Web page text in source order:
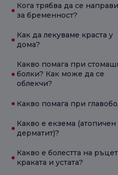
Кога трябва да се
за бременност?
Как да лекуваме краста у
дома?
Какво помага при
болки? Как може да се
облекчи?
Какво помага при
Какво е екзема (атопичен
дерматит)?
Какво е болестта на
краката и устата?